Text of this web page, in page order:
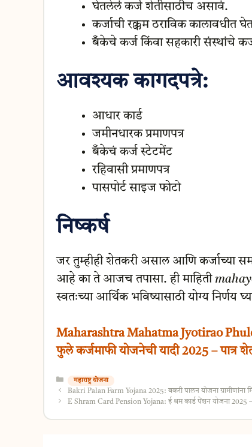
घेतलेलं कर्ज शेतीसाठीच असावं.
कर्जाची रक्कम ठराविक कालावधीत
बँकेचे कर्ज किंवा सहकारी संस्थांचे
आवश्यक कागदपत्रे:
आधार कार्ड
जमीनधारक प्रमाणपत्र
बँकेचं कर्ज स्टेटमेंट
रहिवासी प्रमाणपत्र
पासपोर्ट साइज फोटो
निष्कर्ष
जर तुम्हीही शेतकरी असाल आणि
आहे का ते आजच तपासा. ही माहिती
स्वतःच्या आर्थिक भविष्यासाठी योग्य निर्णय
Maharashtra Mahatma Jyotirao Phule
फुले कर्जमाफी योजनेची यादी 2025 – पात्र
Categories
महाराष्ट्र योजना
Bakri Palan Farm Yojana 2025: बकरी पालन योजना ग्रामीणांना
E Shram Card Pension Yojana: ई श्रम कार्ड पेंशन योजना 2025